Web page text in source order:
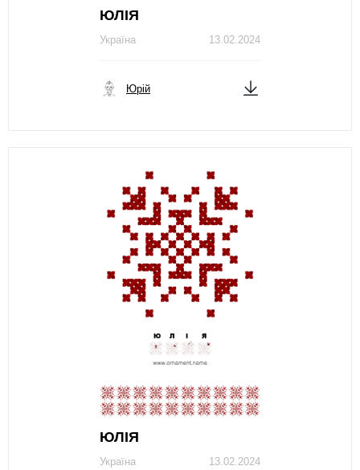
ЮЛІЯ
13.02.2024
Україна
Юрій
ЮЛІЯ
13.02.2024
Україна